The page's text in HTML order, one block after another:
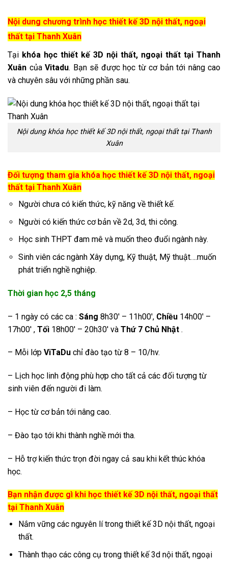
Nội dung chương trình học thiết kế 3D nội thất, ngoại
thất tại Thanh Xuân
Tại khóa học thiết kế 3D nội thất, ngoại thất tại Thanh
Xuân của Vitadu. Bạn sẽ được học từ cơ bản tới nâng cao
và chuyên sâu với những phần sau.
Nội dung khóa học thiết kế 3D nội thất, ngoại thất tại Thanh
Xuân
Đối tượng tham gia khóa học thiết kế 3D nội thất, ngoại
thất tại Thanh Xuân
Người chưa có kiến thức, kỹ năng về thiết kế.
Người có kiến thức cơ bản về 2d, 3d, thi công.
Học sinh THPT đam mê và muốn theo đuổi ngành này.
Sinh viên các ngành Xây dựng, Kỹ thuật, Mỹ thuật….muốn
phát triển nghề nghiệp.
Thời gian học 2,5 tháng
– 1 ngày có các ca : Sáng 8h30′ – 11h00′, Chiều 14h00′ –
17h00′ , Tối 18h00′ – 20h30′ và Thứ 7 Chủ Nhật .
– Mỗi lớp ViTaDu chỉ đào tạo từ 8 – 10/hv.
– Lịch học linh động phù hợp cho tất cả các đối tượng từ
sinh viên đến người đi làm.
– Học từ cơ bản tới nâng cao.
– Đào tạo tới khi thành nghề mới tha.
– Hỗ trợ kiến thức trọn đời ngay cả sau khi kết thúc khóa
học.
Bạn nhận được gì khi học thiết kế 3D nội thất, ngoại thất
tại Thanh Xuân
Nắm vững các nguyên lí trong thiết kế 3D nội thất, ngoại
thất.
Thành thạo các công cụ trong thiết kế 3d nội thất, ngoại